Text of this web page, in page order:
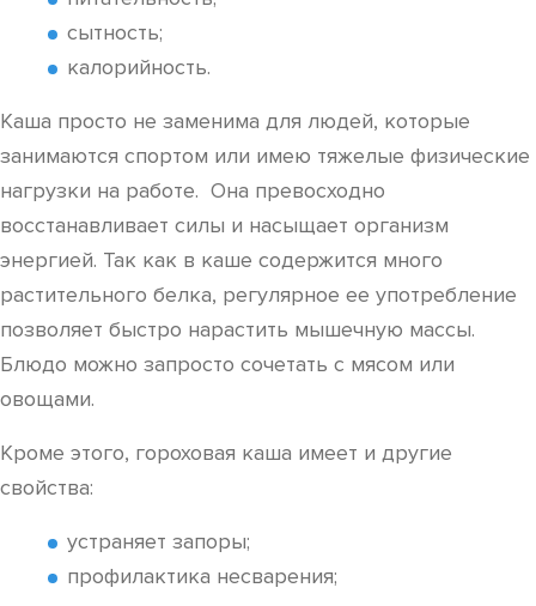
сытность;
калорийность.
Каша просто не заменима для людей, которые
занимаются спортом или имею тяжелые физические
нагрузки на работе. Она превосходно
восстанавливает силы и насыщает организм
энергией. Так как в каше содержится много
растительного белка, регулярное ее употребление
позволяет быстро нарастить мышечную массы.
Блюдо можно запросто сочетать с мясом или
овощами.
Кроме этого, гороховая каша имеет и другие
свойства:
устраняет запоры;
профилактика несварения;